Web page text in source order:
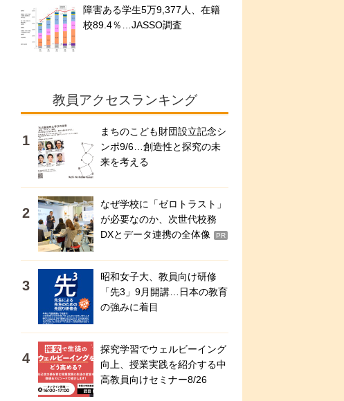
障害ある学生5万9,377人、在籍
校89.4％…JASSO調査
教員アクセスランキング
まちのこども財団設立記念シ
ンポ9/6…創造性と探究の未
来を考える
なぜ学校に「ゼロトラスト」
が必要なのか、次世代校務
DXとデータ連携の全体像
PR
昭和女子大、教員向け研修
「先3」9月開講…日本の教育
の強みに着目
探究学習でウェルビーイング
向上、授業実践を紹介する中
高教員向けセミナー8/26